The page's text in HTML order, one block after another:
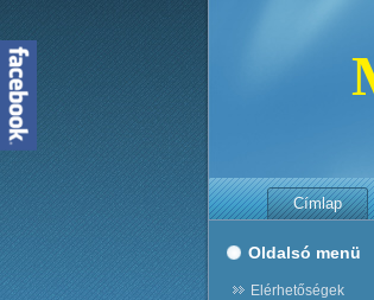
Címlap
Oldalsó menü
Elérhetőségek